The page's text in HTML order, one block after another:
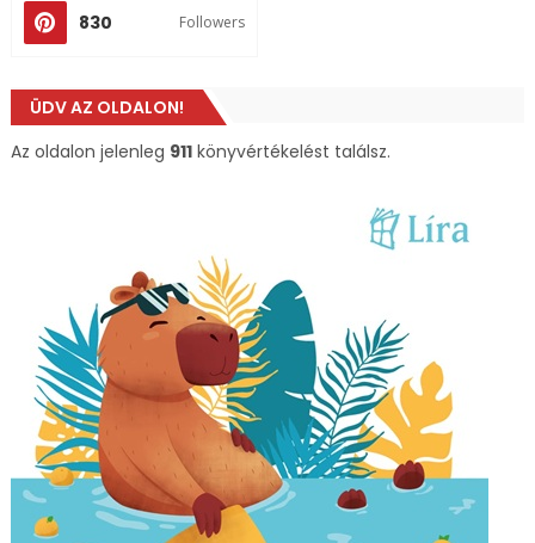
830 Followers
ÜDV AZ OLDALON!
Az oldalon jelenleg 911könyvértékelést találsz.